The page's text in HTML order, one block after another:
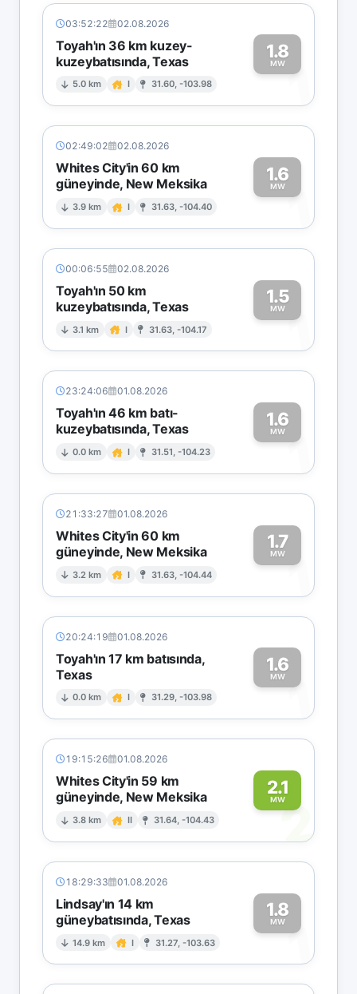
03:52:22 02.08.2026
Toyah'ın 36 km kuzey-
kuzeybatısında, Texas
5.0 km I 31.60, -103.98
1.8
MW1
02:49:02 02.08.2026
Whites City'in 60 km
güneyinde, New Meksika
3.9 km I 31.63, -104.40
1.6
MW1
00:06:55 02.08.2026
Toyah'ın 50 km
kuzeybatısında, Texas
3.1 km I 31.63, -104.17
1.5
MW1
23:24:06 01.08.2026
Toyah'ın 46 km batı-
kuzeybatısında, Texas
0.0 km I 31.51, -104.23
1.6
MW1
21:33:27 01.08.2026
Whites City'in 60 km
güneyinde, New Meksika
3.2 km I 31.63, -104.44
1.7
MW1
20:24:19 01.08.2026
Toyah'ın 17 km batısında,
Texas
0.0 km I 31.29, -103.98
1.6
MW1
19:15:26 01.08.2026
Whites City'in 59 km
güneyinde, New Meksika
3.8 km II 31.64, -104.43
2.1
MW2
18:29:33 01.08.2026
Lindsay'ın 14 km
güneybatısında, Texas
14.9 km I 31.27, -103.63
1.8
MW1